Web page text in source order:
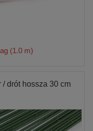
(1.0 m)
drót hossza 30 cm